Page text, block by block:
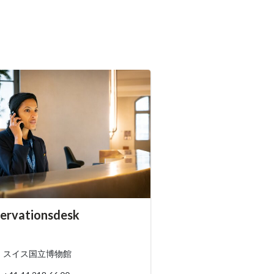
only.person_card_info
only.museum
スイス国立博物館
only.phone